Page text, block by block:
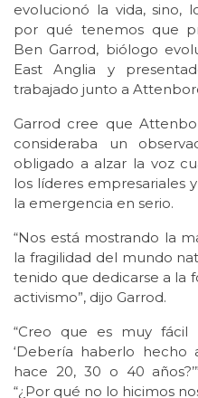
evolucionó la vida, sino,
por qué tenemos que
Ben Garrod, biólogo
East Anglia y
trabajado junto a
Garrod cree que
consideraba un
obligado a alzar la voz
los líderes empresariales
la emergencia en serio.
“Nos está mostrando la
la fragilidad del mundo
tenido que dedicarse a la
activismo”, dijo Garrod.
“Creo que es muy fácil
‘Debería haberlo
hace 20, 30 o 40
“¿Por qué no lo hicimos